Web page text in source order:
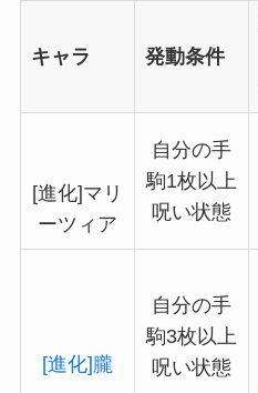
キャラ 発動条件
[進化]マリ
ーツィア
自分の手
駒1枚以上
呪い状態
[進化]朧
自分の手
駒3枚以上
呪い状態